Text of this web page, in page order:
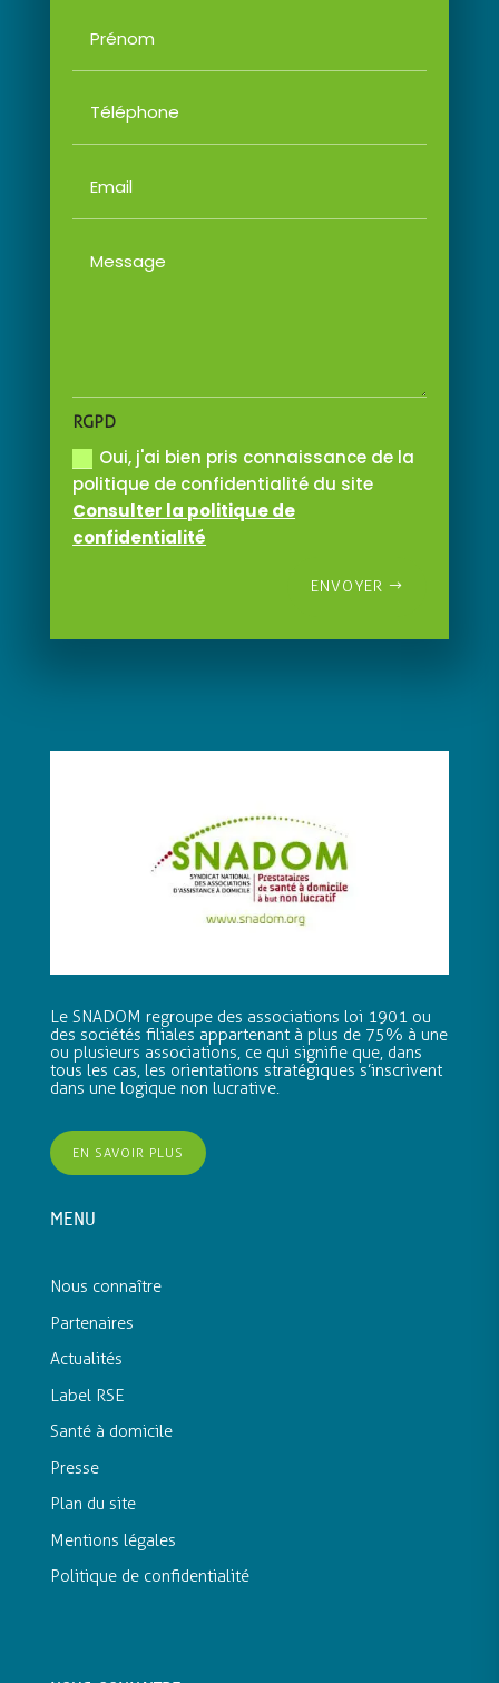
RGPD
Oui, j'ai bien pris connaissance de la
politique de confidentialité du site
Consulter la politique de
confidentialité
ENVOYER
Le SNADOM regroupe des associations loi 1901 ou
des sociétés filiales appartenant à plus de 75% à une
ou plusieurs associations, ce qui signifie que, dans
tous les cas, les orientations stratégiques s’inscrivent
dans une logique non lucrative.
EN SAVOIR PLUS
MENU
Nous connaître
Partenaires
Actualités
Label RSE
Santé à domicile
Presse
Plan du site
Mentions légales
Politique de confidentialité